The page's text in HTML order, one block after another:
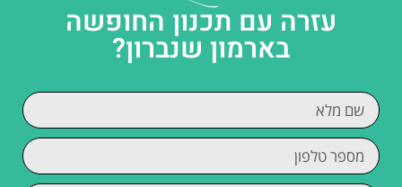
עזרה עם תכנון החופשה
בארמון שנברון?